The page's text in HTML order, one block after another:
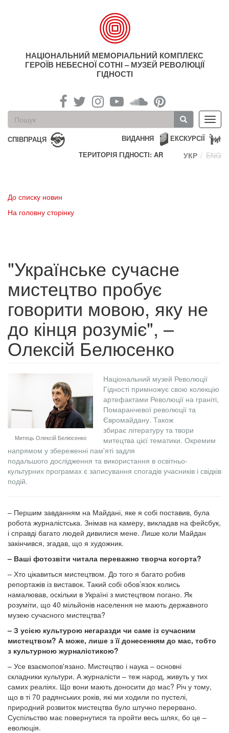
НАЦІОНАЛЬНИЙ МЕМОРІАЛЬНИЙ КОМПЛЕКС
ГЕРОЇВ НЕБЕСНОЇ СОТНІ – МУЗЕЙ РЕВОЛЮЦІЇ
ГІДНОСТІ
Пошукова
форма
Пошук
СПІВПРАЦЯ ЕКСКУРСІЇ
ВИДАННЯ
ТЕРИТОРІЯ ГІДНОСТІ: AR
УКР ENG
До списку новин
На головну сторінку
"Українське сучасне
мистецтво пробує
говорити мовою, яку не
до кінця розуміє", –
Олексій Белюсенко
Митець Олексій Белюсенко
Національний музей Революції
Гідності примножує свою колекцію
артефактами Революції на граніті,
Помаранчевої революції та
Євромайдану. Також
збирає літературу та твори
митецтва цієї тематики. Окремим
напрямом у збереженні пам'яті задля
подальшого дослідження та використання в освітньо-
культурних програмах є записування спогадів учасників і свідків
подій.
– Першим завданням на Майдані, яке я собі поставив, була
робота журналістська. Знімав на камеру, викладав на фейсбук,
і справді багато людей дивилися мене. Лише коли Майдан
закінчився, згадав, що я художник.
– Ваші фотозвіти читала переважно творча когорта?
– Хто цікавиться мистецтвом. До того я багато робив
репортажів із виставок. Такий собі обов’язок колись
намалював, оскільки в Україні з мистецтвом погано. Як
розуміти, що 40 мільйонів населення не мають державного
музею сучасного мистецтва?
– З усією культурою негаразди чи саме із сучасним
мистецтвом? А може, лише з її донесенням до мас, тобто
з культурною журналістикою?
– Усе взаємопов'язано. Мистецтво і наука – основні
складники культури. А журналісти – теж народ, живуть у тих
самих реаліях. Що вони мають доносити до мас? Річ у тому,
що в ті 70 радянських років, які ми ходили по пустелі,
природний розвиток мистецтва було штучно перервано.
Суспільство має повернутися та пройти весь шлях, бо це –
еволюція.